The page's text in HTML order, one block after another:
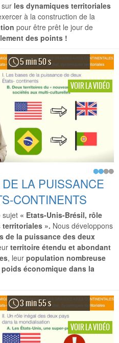
les dynamiques territoriales
à la construction de la
pour être prêt le jour de
des points !
5 min 50 s
VOIR LA VIDÉO
LA PUISSANCE
CONTINENTS
sujet « Etats-Unis-Brésil, rôle
». Nous développons
de la puissance des deux
territoire étendu et abondant
, leurpopulation nombreuse
poids économique dans la
3 min 55 s
VOIR LA VIDÉO